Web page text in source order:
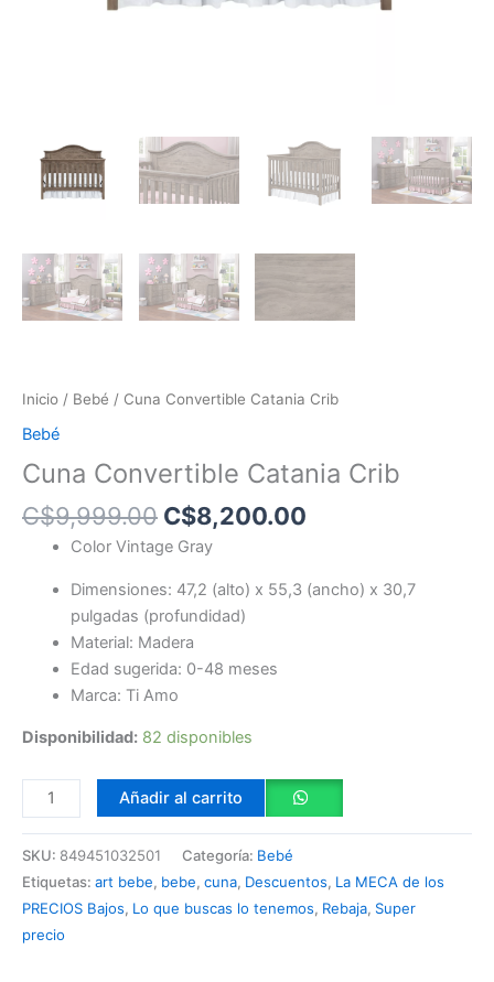
Inicio / Bebé / Cuna Convertible Catania Crib
Bebé
Cuna Convertible Catania Crib
C$9,999.00 C$8,200.00
Color Vintage Gray
Dimensiones: 47,2 (alto) x 55,3 (ancho) x 30,7
pulgadas (profundidad)
Material: Madera
Edad sugerida: 0-48 meses
Marca: Ti Amo
Disponibilidad: 82 disponibles
Añadir al carrito
SKU: 849451032501 Categoría: Bebé
Etiquetas: art bebe, bebe, cuna, Descuentos, La MECA de los
PRECIOS Bajos, Lo que buscas lo tenemos, Rebaja, Super
precio